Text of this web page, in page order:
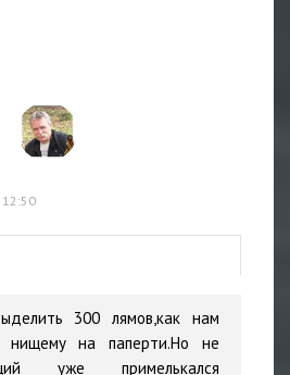
300 лямов,как нам
нищему на паперти.Но не
уже примелькался